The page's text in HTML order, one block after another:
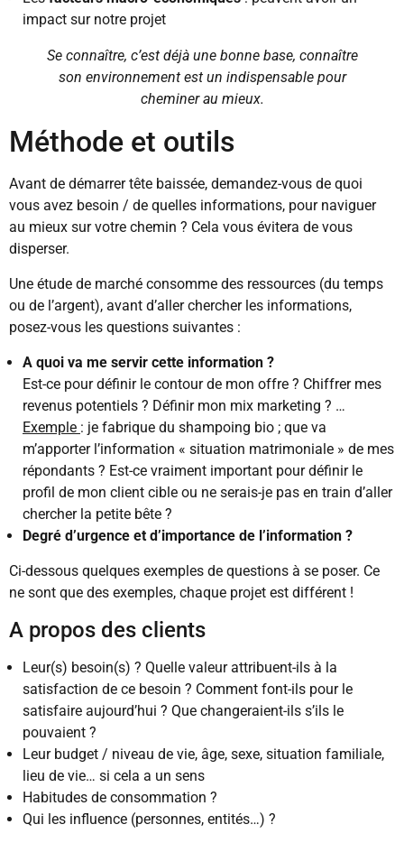
impact sur notre projet
Se connaître, c’est déjà une bonne base, connaître
son environnement est un indispensable pour
cheminer au mieux.
Méthode et outils
Avant de démarrer tête baissée, demandez-vous de quoi
vous avez besoin / de quelles informations, pour naviguer
au mieux sur votre chemin ? Cela vous évitera de vous
disperser.
Une étude de marché consomme des ressources (du temps
ou de l’argent), avant d’aller chercher les informations,
posez-vous les questions suivantes :
A quoi va me servir cette information ?
Est-ce pour définir le contour de mon offre ? Chiffrer mes
revenus potentiels ? Définir mon mix marketing ? …
Exemple : je fabrique du shampoing bio ; que va
m’apporter l’information « situation matrimoniale » de mes
répondants ? Est-ce vraiment important pour définir le
profil de mon client cible ou ne serais-je pas en train d’aller
chercher la petite bête ?
Degré d’urgence et d’importance de l’information ?
Ci-dessous quelques exemples de questions à se poser. Ce
ne sont que des exemples, chaque projet est différent !
A propos des clients
Leur(s) besoin(s) ? Quelle valeur attribuent-ils à la
satisfaction de ce besoin ? Comment font-ils pour le
satisfaire aujourd’hui ? Que changeraient-ils s’ils le
pouvaient ?
Leur budget / niveau de vie, âge, sexe, situation familiale,
lieu de vie… si cela a un sens
Habitudes de consommation ?
Qui les influence (personnes, entités…) ?